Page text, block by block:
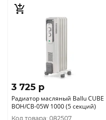
3 725 p
Радиатор масляный Ballu CUBE
BOH/CB-05W 1000 (5 секций)
Код товара: 082507